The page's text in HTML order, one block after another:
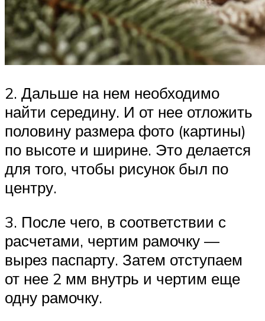
2. Дальше на нем необходимо
найти середину. И от нее отложить
половину размера фото (картины)
по высоте и ширине. Это делается
для того, чтобы рисунок был по
центру.
3. После чего, в соответствии с
расчетами, чертим рамочку —
вырез паспарту. Затем отступаем
от нее 2 мм внутрь и чертим еще
одну рамочку.